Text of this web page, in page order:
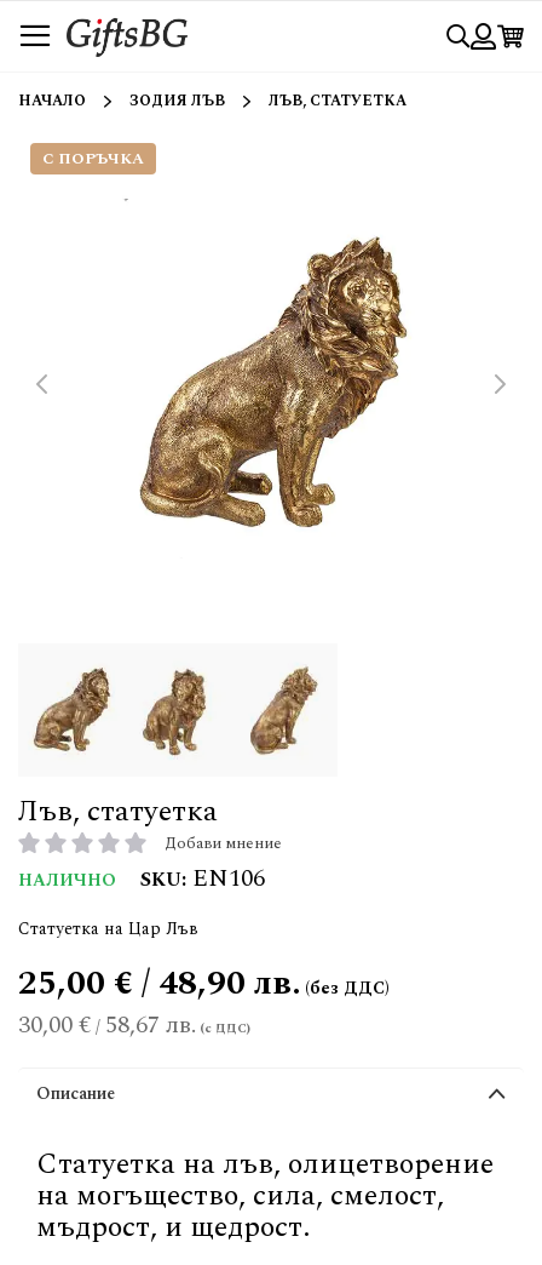
към
съдържанието
Търси
НАЧАЛО ЗОДИЯ ЛЪВ ЛЪВ, СТАТУЕТКА
Лъв, статуетка
рейтинг: Добави мнение
НАЛИЧНО SKU EN106
Статуетка на Цар Лъв
30,00 €/ 58,67 лв.
25,00 € / 48,90 лв.
С ПОРЪЧКА
Описание
Статуетка на лъв, олицетворение
на могъщество, сила, смелост,
мъдрост, и щедрост.